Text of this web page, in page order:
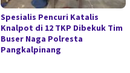
Spesialis Pencuri Katalis
Knalpot di 12 TKP Dibekuk Tim
Buser Naga Polresta
Pangkalpinang